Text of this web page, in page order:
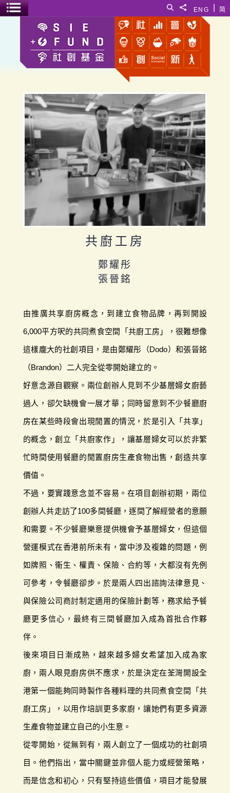
简
ENG
分享給
搜尋
選單開關
共廚工房
鄭耀彤
張晉銘
由推廣共享廚房概念，到建立食物品牌，再到開設
6,000平方呎的共同煮食空間「共廚工房」，很難想像
這樣龐大的社創項目，是由鄭耀彤（Dodo）和張晉銘
（Brandon）二人完全從零開始建立的。
好意念源自觀察。兩位創辦人見到不少基層婦女廚藝
過人，卻欠缺機會一展才華；同時留意到不少餐廳廚
房在某些時段會出現閒置的情況，於是引入「共享」
的概念，創立「共廚家作」，讓基層婦女可以於非繁
忙時間使用餐廳的閒置廚房生產食物出售，創造共享
價值。
不過，要實踐意念並不容易。在項目創辦初期，兩位
創辦人共走訪了100多間餐廳，逐間了解經營者的意願
和需要。不少餐廳樂意提供機會予基層婦女，但這個
營運模式在香港前所未有，當中涉及複雜的問題，例
如牌照、衞生、權責、保險、合約等，大都沒有先例
可參考，令餐廳卻步。於是兩人四出諮詢法律意見、
與保險公司商討制定適用的保險計劃等，務求給予餐
廳更多信心，最終有三間餐廳加入成為首批合作夥
伴。
後來項目日漸成熟，越來越多婦女希望加入成為家
廚，兩人眼見廚房供不應求，於是決定在荃灣開設全
港第一個能夠同時製作各種料理的共同煮食空間「共
廚工房」，以用作培訓更多家廚，讓她們有更多資源
生產食物並建立自己的小生意。
從零開始，從無到有，兩人創立了一個成功的社創項
目。他們指出，當中關鍵並非個人能力或經營策略，
而是信念和初心，只有堅持這些價值，項目才能發展